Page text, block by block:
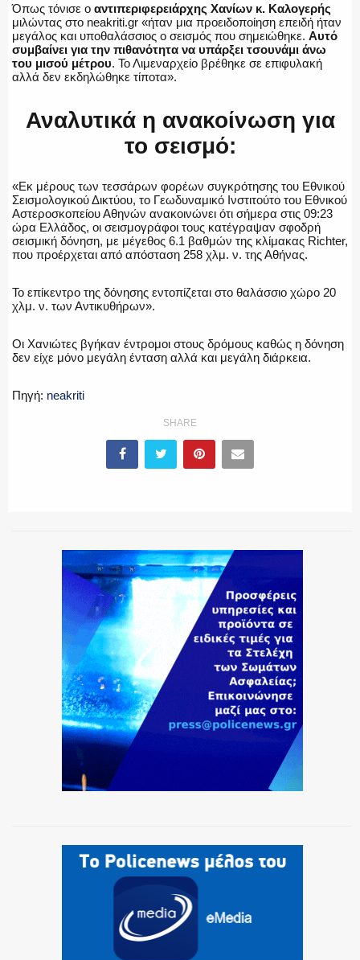
ΛΙΜΕΝΙΚΟ
ΕΚΑΒ
ΑΣΤΥΝΟΜΙΚΟ ΡΕΠΟΡΤΑΖ
Όπως τόνισε ο αντιπεριφερειάρχης Χανίων κ. Καλογερής
μιλώντας στο neakriti.gr «ήταν μια προειδοποίηση επειδή ήταν
μεγάλος και υποθαλάσσιος ο σεισμός που σημειώθηκε. Αυτό
συμβαίνει για την πιθανότητα να υπάρξει τσουνάμι άνω
του μισού μέτρου. Το Λιμεναρχείο βρέθηκε σε επιφυλακή
αλλά δεν εκδηλώθηκε τίποτα».
Αναλυτικά η ανακοίνωση για
το σεισμό:
«Εκ μέρους των τεσσάρων φορέων συγκρότησης του Εθνικού
Σεισμολογικού Δικτύου, το Γεωδυναμικό Ινστιτούτο του Εθνικού
Αστεροσκοπείου Αθηνών ανακοινώνει ότι σήμερα στις 09:23
ώρα Ελλάδος, οι σεισμογράφοι τους κατέγραψαν σφοδρή
σεισμική δόνηση, με μέγεθος 6.1 βαθμών της κλίμακας Richter,
που προέρχεται από απόσταση 258 χλμ. ν. της Αθήνας.
Το επίκεντρο της δόνησης εντοπίζεται στο θαλάσσιο χώρο 20
χλμ. ν. των Αντικυθήρων».
Οι Χανιώτες βγήκαν έντρομοι στους δρόμους καθώς η δόνηση
δεν είχε μόνο μεγάλη ένταση αλλά και μεγάλη διάρκεια.
Πηγή: neakriti
SHARE